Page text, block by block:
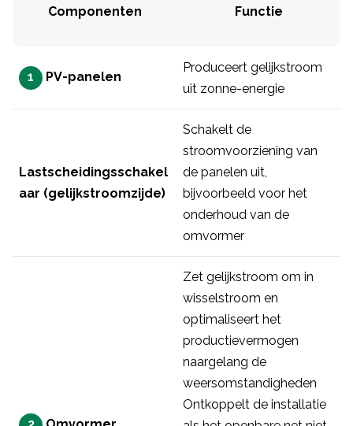
Componenten Functie
1 PV-panelen
Produceert gelijkstroom
uit zonne-energie
Lastscheidingsschakel
aar (gelijkstroomzijde)
Schakelt de
stroomvoorziening van
de panelen uit,
bijvoorbeeld voor het
onderhoud van de
omvormer
Zet gelijkstroom om in
wisselstroom en
optimaliseert het
productievermogen
naargelang de
weersomstandigheden
Ontkoppelt de installatie